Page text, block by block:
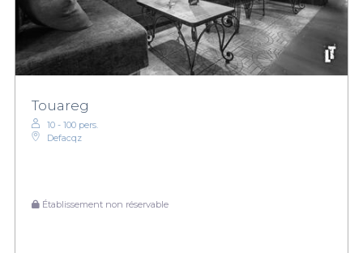
Touareg
10 - 100 pers.
Defacqz
Établissement non réservable